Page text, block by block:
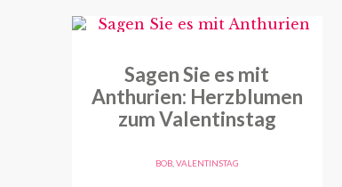
Sagen Sie es mit
Anthurien: Herzblumen
zum Valentinstag
BOB, VALENTINSTAG